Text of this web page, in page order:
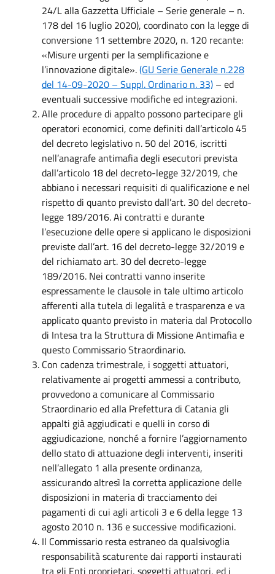
24/L alla Gazzetta Ufficiale – Serie generale – n.
178 del 16 luglio 2020), coordinato con la legge di
conversione 11 settembre 2020, n. 120 recante:
«Misure urgenti per la semplificazione e
l’innovazione digitale».(GU Serie Generale n.228
del 14-09-2020 – Suppl. Ordinario n. 33) – ed
eventuali successive modifiche ed integrazioni.
Alle procedure di appalto possono partecipare gli
operatori economici, come definiti dall’articolo 45
del decreto legislativo n. 50 del 2016, iscritti
nell’anagrafe antimafia degli esecutori prevista
dall’articolo 18 del decreto-legge 32/2019, che
abbiano i necessari requisiti di qualificazione e nel
rispetto di quanto previsto dall’art. 30 del decreto-
legge 189/2016. Ai contratti e durante
l’esecuzione delle opere si applicano le disposizioni
previste dall’art. 16 del decreto-legge 32/2019 e
del richiamato art. 30 del decreto-legge
189/2016. Nei contratti vanno inserite
espressamente le clausole in tale ultimo articolo
afferenti alla tutela di legalità e trasparenza e va
applicato quanto previsto in materia dal Protocollo
di Intesa tra la Struttura di Missione Antimafia e
questo Commissario Straordinario.
Con cadenza trimestrale, i soggetti attuatori,
relativamente ai progetti ammessi a contributo,
provvedono a comunicare al Commissario
Straordinario ed alla Prefettura di Catania gli
appalti già aggiudicati e quelli in corso di
aggiudicazione, nonché a fornire l’aggiornamento
dello stato di attuazione degli interventi, inseriti
nell’allegato 1 alla presente ordinanza,
assicurando altresì la corretta applicazione delle
disposizioni in materia di tracciamento dei
pagamenti di cui agli articoli 3 e 6 della legge 13
agosto 2010 n. 136 e successive modificazioni.
Il Commissario resta estraneo da qualsivoglia
responsabilità scaturente dai rapporti instaurati
tra gli Enti proprietari, soggetti attuatori, ed i